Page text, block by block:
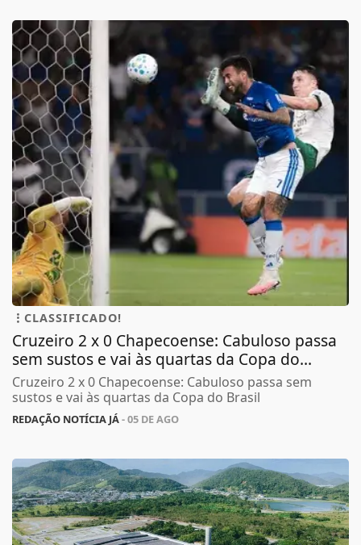
CLASSIFICADO!
Cruzeiro 2 x 0 Chapecoense: Cabuloso passa
sem sustos e vai às quartas da Copa do...
Cruzeiro 2 x 0 Chapecoense: Cabuloso passa sem
sustos e vai às quartas da Copa do Brasil
REDAÇÃO NOTÍCIA JÁ- 05 DE AGO